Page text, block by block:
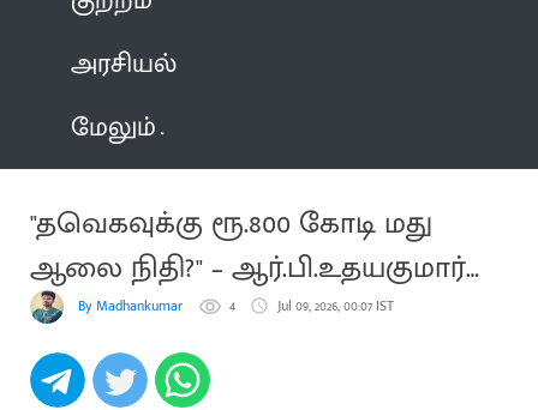
அரசியல்
மேலும்
"தவெகவுக்கு ரூ.800 கோடி மது
ஆலை நிதி?" – ஆர்.பி.உதயகுமார்
சாடல்!By Madhankumar 4 Jul 09, 2026, 00:07 IST